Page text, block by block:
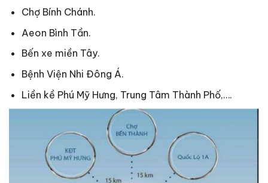
Chợ Bính Chánh.
Aeon Bình Tần.
Bến xe miền Tây.
Bệnh Viện Nhi Đông Á.
Liền kề Phú Mỹ Hưng, Trung Tâm Thành Phố,….